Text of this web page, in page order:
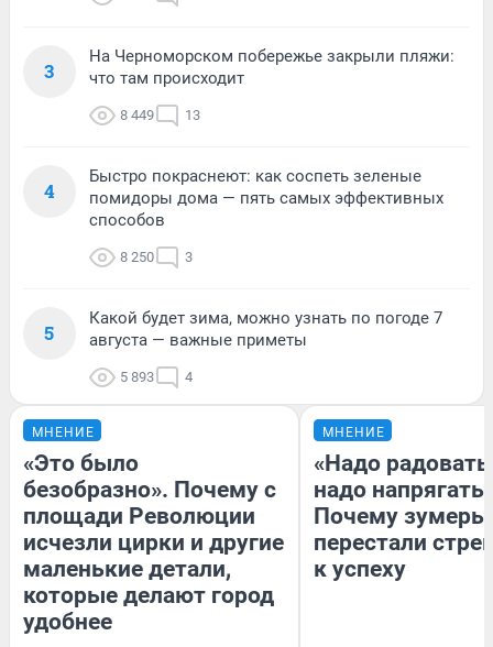
3
На Черноморском побережье закрыли пляжи:
что там происходит
8 449 13
4
Быстро покраснеют: как соспеть зеленые
помидоры дома — пять самых эффективных
способов
8 250 3
5
Какой будет зима, можно узнать по погоде 7
августа — важные приметы
5 893 4
МНЕНИЕ
«Это было
безобразно». Почему с
площади Революции
исчезли цирки и другие
маленькие детали,
которые делают город
удобнее
МНЕНИЕ
«Надо
надо
Почему зумеры
перестали
к успеху